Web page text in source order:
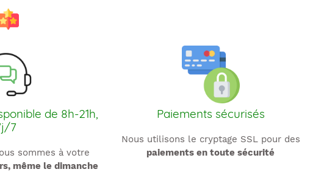
de 8h-21h,
7
sommes à votre
même le dimanche
Paiements sécurisés
Nous utilisons le cryptage SSL pour des
paiements en toute sécurité